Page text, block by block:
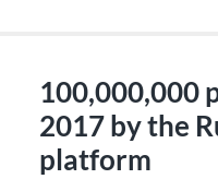
100,000,000
2017 by the
platform